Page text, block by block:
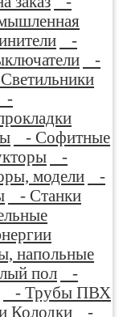
-
-
-
- Софитные
-
модели
-
- Станки
напольные
пол
-
- Трубы ПВХ
Колодки
-